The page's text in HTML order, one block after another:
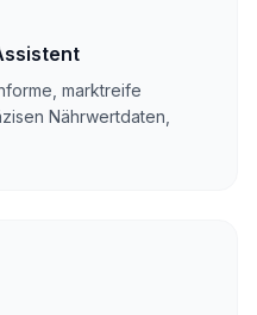
marktreife
Nährwertdaten,